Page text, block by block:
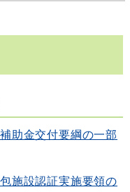
助金交付要綱の一部
施設認証実施要領の